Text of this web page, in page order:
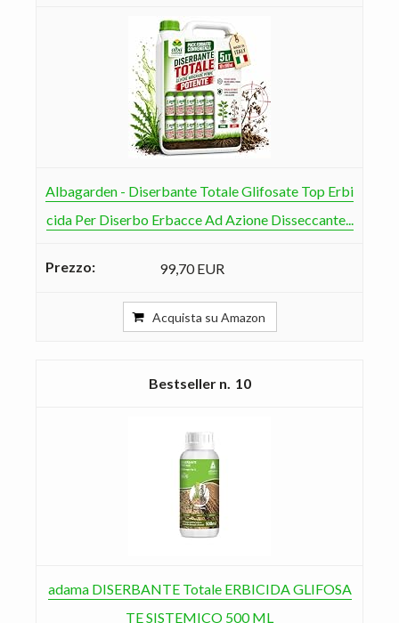
Albagarden - Diserbante Totale Glifosate Top Erbi
cida Per Diserbo Erbacce Ad Azione Disseccante...
99,70 EUR
Acquista su Amazon
10
adama DISERBANTE Totale ERBICIDA GLIFOSA
TE SISTEMICO 500 ML